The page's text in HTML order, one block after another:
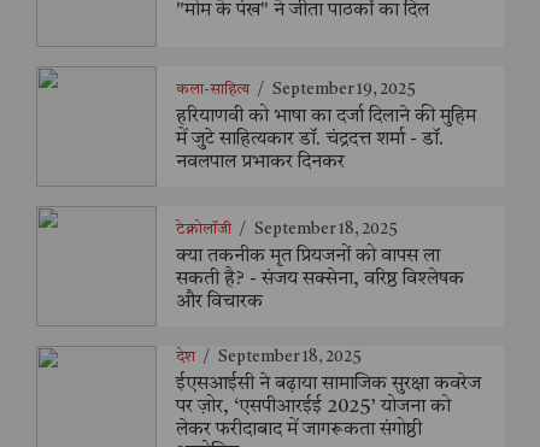
"मोम के पंख" ने जीता पाठकों का दिल
कला-साहित्य / September 19, 2025
हरियाणवी को भाषा का दर्जा दिलाने की मुहिम
में जुटे साहित्यकार डॉ. चंद्रदत्त शर्मा - डॉ.
नवलपाल प्रभाकर दिनकर
टेक्नोलॉजी / September 18, 2025
क्या तकनीक मृत प्रियजनों को वापस ला
सकती है? - संजय सक्सेना, वरिष्ठ विश्लेषक
और विचारक
देश / September 18, 2025
ईएसआईसी ने बढ़ाया सामाजिक सुरक्षा कवरेज
पर ज़ोर, ‘एसपीआरईई 2025’ योजना को
लेकर फरीदाबाद में जागरूकता संगोष्ठी